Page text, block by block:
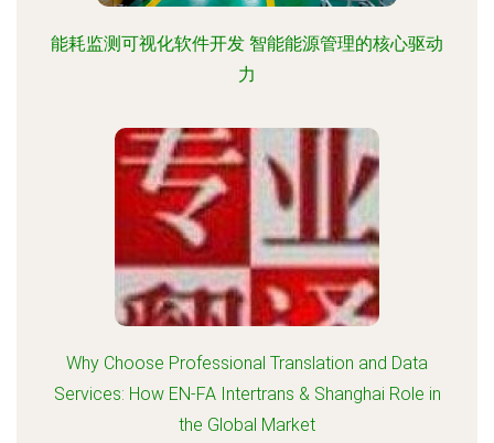
能耗监测可视化软件开发 智能能源管理的核心驱动
力
Why Choose Professional Translation and Data
Services: How EN-FA Intertrans & Shanghai Role in
the Global Market